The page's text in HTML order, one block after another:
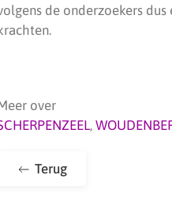
de onderzoekers
over
,
Terug